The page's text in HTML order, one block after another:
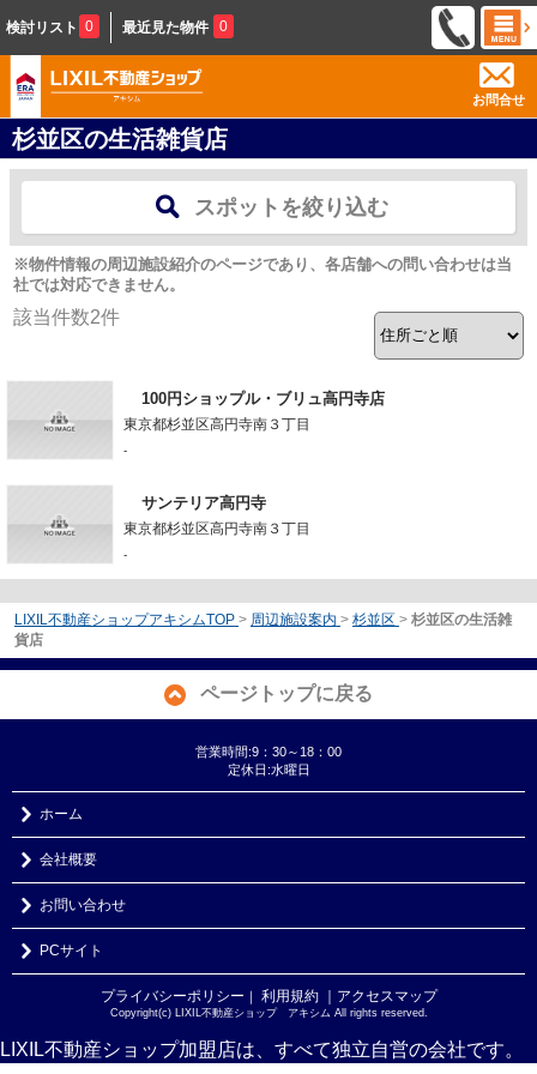
検討リスト 0 最近見た物件 0
お問合せ
杉並区の生活雑貨店
スポットを絞り込む
※物件情報の周辺施設紹介のページであり、各店舗への問い合わせは当
社では対応できません。
該当件数2件
100円ショップル・ブリュ高円寺店
東京都杉並区高円寺南３丁目
-
サンテリア高円寺
東京都杉並区高円寺南３丁目
-
LIXIL不動産ショップアキシムTOP > 周辺施設案内 > 杉並区 > 杉並区の生活雑
貨店
ページトップに戻る
営業時間:9：30～18：00
定休日:水曜日
ホーム
会社概要
お問い合わせ
PCサイト
プライバシーポリシー ｜ 利用規約 ｜アクセスマップ
Copyright(c) LIXIL不動産ショップ アキシム All rights reserved.
LIXIL不動産ショップ加盟店は、すべて独立自営の会社です。